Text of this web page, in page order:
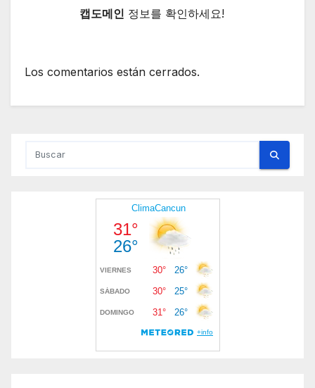
캡도메인 정보를 확인하세요!
Los comentarios están cerrados.